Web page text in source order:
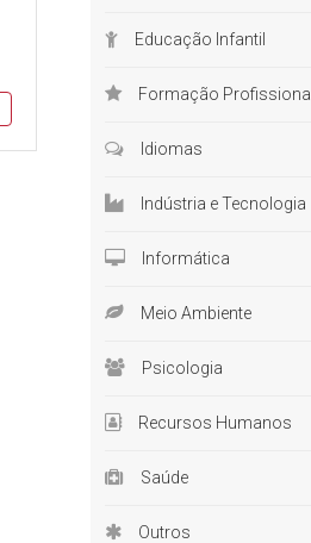
de
de
um
Educação Infantil
Formação Profissional
Idiomas
Indústria e Tecnologia
Informática
Meio Ambiente
Psicologia
Recursos Humanos
Saúde
Outros